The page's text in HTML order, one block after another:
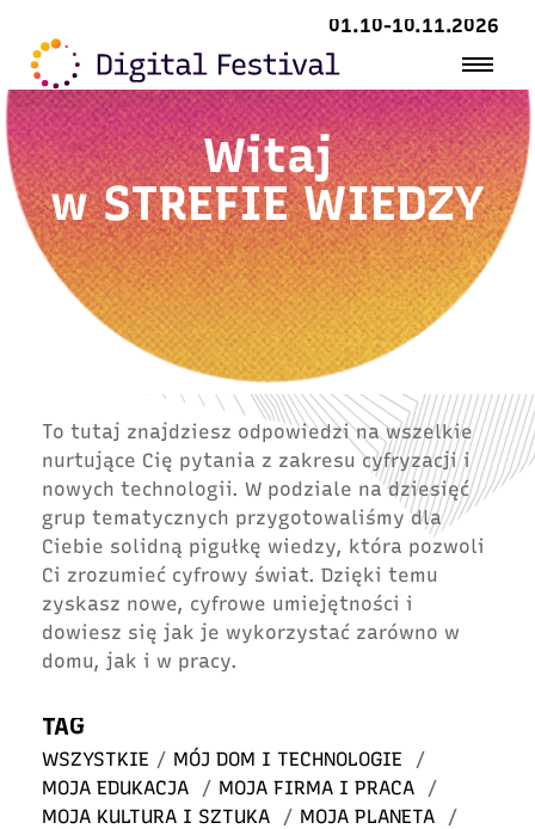
01.10-10.11.2026
Witaj
wSTREFIE WIEDZY
To tutaj znajdziesz odpowiedzi na wszelkie
nurtujące Cię pytania z zakresu cyfryzacji i
nowych technologii. W podziale na dziesięć
grup tematycznych przygotowaliśmy dla
Ciebie solidną pigułkę wiedzy, która pozwoli
Ci zrozumieć cyfrowy świat. Dzięki temu
zyskasz nowe, cyfrowe umiejętności i
dowiesz się jak je wykorzystać zarówno w
domu, jak i w pracy.
TAG
WSZYSTKIE / MÓJ DOM I TECHNOLOGIE
/
MOJA EDUKACJA
/ MOJA FIRMA I PRACA
/
MOJA KULTURA I SZTUKA
/ MOJA PLANETA
/